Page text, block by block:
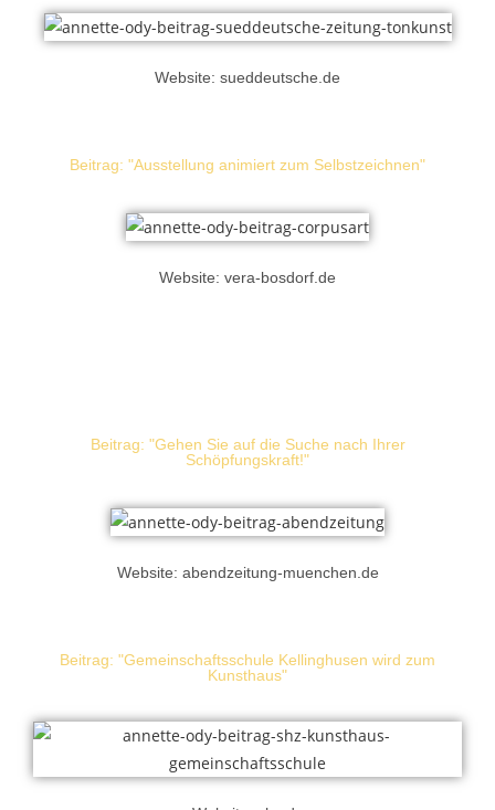
Website: sueddeutsche.de
Beitrag: "Ausstellung animiert zum Selbstzeichnen"
Website: vera-bosdorf.de
Beitrag: "Gehen Sie auf die Suche nach Ihrer
Schöpfungskraft!"
Website: abendzeitung-muenchen.de
Beitrag: "Gemeinschaftsschule Kellinghusen wird zum
Kunsthaus"